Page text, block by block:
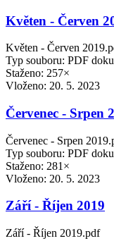
Květen - Červen
Květen - Červen
Typ souboru: PDF
Staženo: 257×
Vloženo: 20. 5. 2023
Červenec - Srpen
Červenec - Srpen
Typ souboru: PDF
Staženo: 281×
Vloženo: 20. 5. 2023
Září - Říjen 2019
Září - Říjen 2019.pdf